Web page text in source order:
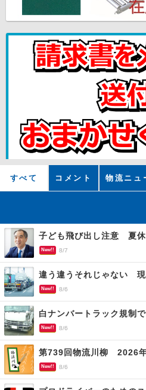
すべて コメント 物流ニュ
子ども飛び出し注意 夏休
New!! 8/7
New!! 8/6
New!! 8/6
第739回物流川柳 2026
New!! 8/6